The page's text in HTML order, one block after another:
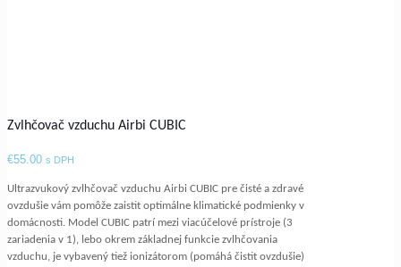
Zvlhčovač vzduchu Airbi CUBIC
€55.00 s DPH
Ultrazvukový zvlhčovač vzduchu Airbi CUBIC pre čisté a zdravé
ovzdušie vám pomôže zaistit optimálne klimatické podmienky v
domácnosti. Model CUBIC patrí mezi viacúčelové prístroje (3
zariadenia v 1), lebo okrem základnej funkcie zvlhčovania
vzduchu, je vybavený tiež ionizátorom (pomáhá čistit ovzdušie)